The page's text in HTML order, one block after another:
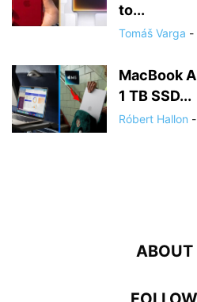
to...
Tomáš Varga -
MacBook
1 TB SSD...
Róbert Hallon -
ABOUT